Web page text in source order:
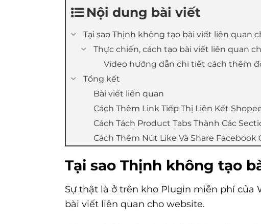
Nội dung bài viết
Tại sao Thịnh không tạo bài viết liên quan
Thực chiến, cách tạo bài viết liên quan
Video hướng dẫn chi tiết cách thêm
Tổng kết
Bài viết liên quan
Cách Thêm Link Tiếp Thị Liên Kết
Cách Tách Product Tabs Thành Các
Cách Thêm Nút Like Và Share
Tại sao Thịnh không tạo
Sự thật là ở trên kho Plugin miễn phí
bài viết liên quan cho website.